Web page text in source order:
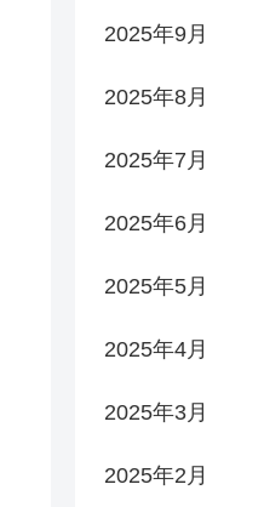
2025年9月
2025年8月
2025年7月
2025年6月
2025年5月
2025年4月
2025年3月
2025年2月